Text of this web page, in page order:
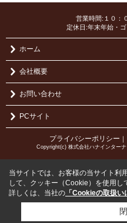
営業時間:１０
定休日:年末年始・
ホーム
会社概要
お問い合わせ
PCサイト
プライバシーポリシー ｜
Copyright(c) 株式会社ハナインター
当サイトでは、お客様の当サイト利
して、クッキー（Cookie）を使用し
詳しくは、当社の 「Cookieの取扱い